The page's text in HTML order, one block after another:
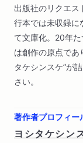
出版社のリクエ
行本では未収録に
て文庫化。20年
は創作の原点で
タケシンスケ”が
さい。
著作者プロフィー
ヨシタケシン